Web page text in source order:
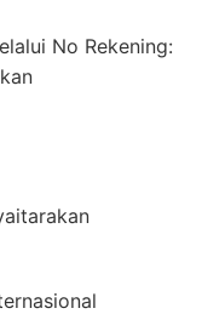
No Rekening: